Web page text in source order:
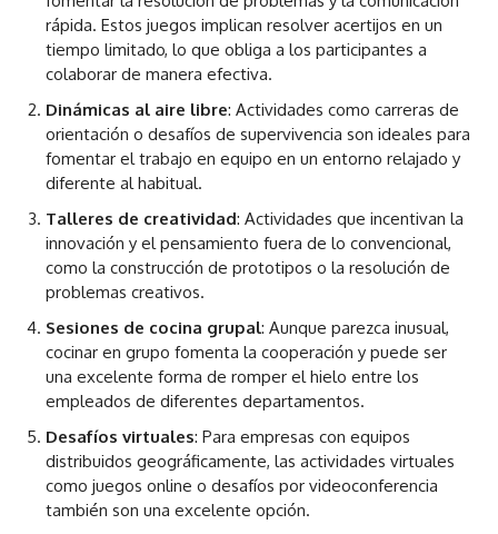
rápida. Estos juegos implican resolver acertijos en un
tiempo limitado, lo que obliga a los participantes a
colaborar de manera efectiva.
Dinámicas al aire libre: Actividades como carreras de
orientación o desafíos de supervivencia son ideales para
fomentar el trabajo en equipo en un entorno relajado y
diferente al habitual.
Talleres de creatividad: Actividades que incentivan la
innovación y el pensamiento fuera de lo convencional,
como la construcción de prototipos o la resolución de
problemas creativos.
Sesiones de cocina grupal: Aunque parezca inusual,
cocinar en grupo fomenta la cooperación y puede ser
una excelente forma de romper el hielo entre los
empleados de diferentes departamentos.
Desafíos virtuales: Para empresas con equipos
distribuidos geográficamente, las actividades virtuales
como juegos online o desafíos por videoconferencia
también son una excelente opción.